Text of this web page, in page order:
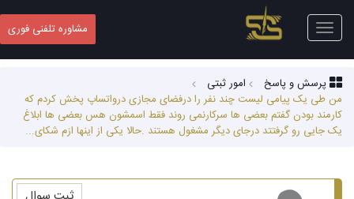
Toggle
navigation
مشاوره تلفنی فوری
پرسش و پاسخ
امور ثبتی
من طی یک پیامی لیست چند نفر را درفضای مجازی درواتساپ پخش کردم که
کارمند بودن گفتم بعضی ها سرکارنمی روند فقط اسمشون هس بعضی ها ابلاغ
یک جایی رو گرفتتد درجای دیگر مشغول هستند .حالا یکی از اینها ازم شکای...